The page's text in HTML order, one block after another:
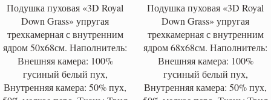
Подушка пуховая «3D Royal
Down Grass» упругая
трехкамерная с внутренним
ядром 50х68см. Наполнитель:
Внешняя камера: 100%
гусиный белый пух,
Внутренняя камера: 50% пух,
Подушка пуховая «3D Royal
Down Grass» упругая
трехкамерная с внутренним
ядром 68х68см. Наполнитель:
Внешняя камера: 100%
гусиный белый пух,
Внутренняя камера: 50% пух,